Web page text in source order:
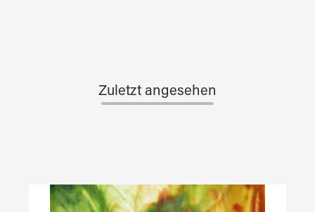
Zuletzt angesehen
Produktgalerie überspringen